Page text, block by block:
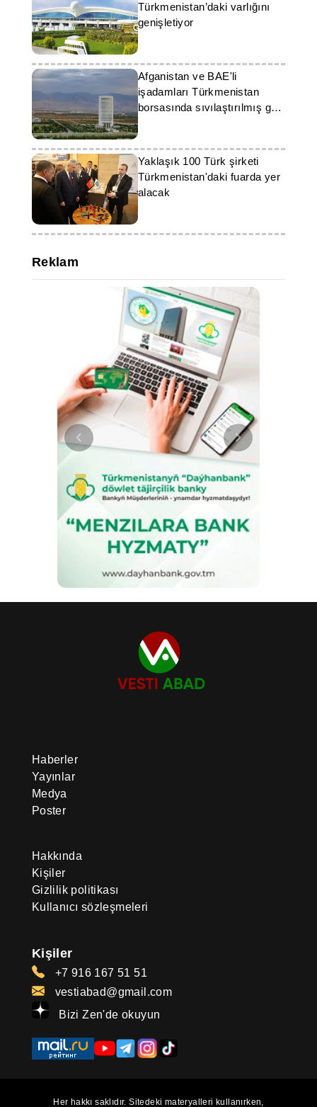
Türkmenistan’daki varlığını
genişletiyor
Afganistan ve BAE'li
işadamları Türkmenistan
borsasında sıvılaştırılmış gaz
satın aldı
Yaklaşık 100 Türk şirketi
Türkmenistan'daki fuarda yer
alacak
Reklam
Haberler
Yayınlar
Medya
Poster
Hakkında
Kişiler
Gizlilik politikası
Kullanıcı sözleşmeleri
Kişiler
+7 916 167 51 51
vestiabad@gmail.com
Bizi Zen'de okuyun
Her hakkı saklıdır. Sitedeki materyalleri kullanırken,